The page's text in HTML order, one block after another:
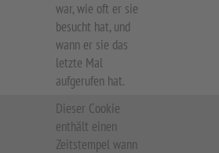
war, wie oft er sie
besucht hat, und
wann er sie das
letzte Mal
aufgerufen hat.
Dieser Cookie
enthält einen
Zeitstempel wann